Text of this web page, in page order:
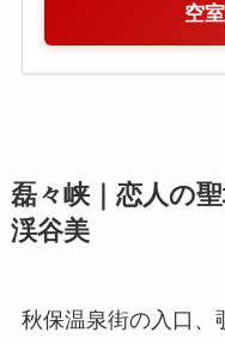
空
磊々峡｜恋人の
渓谷美
秋保温泉街の入口、